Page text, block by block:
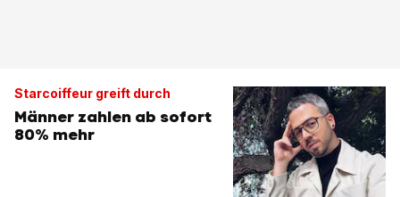
Starcoiffeur greift durch
Männer zahlen ab sofort
80% mehr